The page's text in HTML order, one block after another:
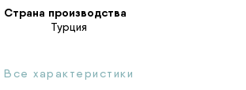
Страна производства
Турция
Все характеристики